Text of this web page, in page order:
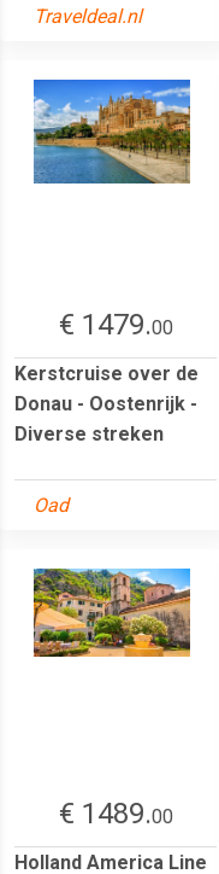
Traveldeal.nl
€ 1479.00
Kerstcruise over de
Donau - Oostenrijk -
Diverse streken
Oad
€ 1489.00
Holland America Line